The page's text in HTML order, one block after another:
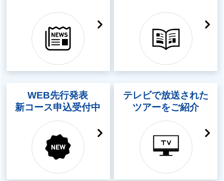
WEB先行発表
新コース申込受付中
テレビで放送された
ツアーをご紹介